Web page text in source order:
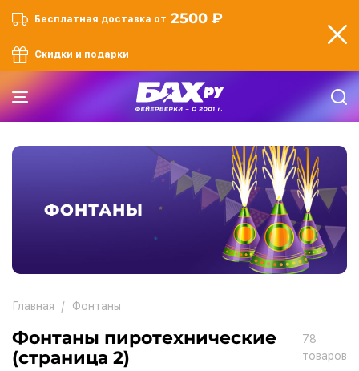
Бесплатная доставка от 2500 ₽
Скидки и подарки
ФОНТАНЫ
Главная Фонтаны
Фонтаны пиротехнические
(страница 2)
78
товаров